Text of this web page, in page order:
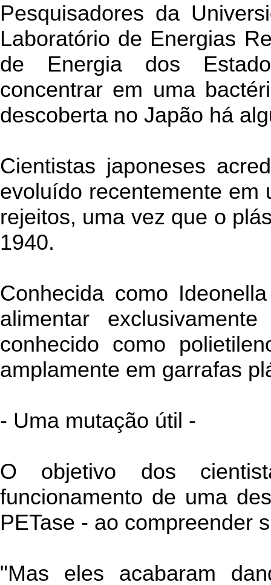
Pesquisadores da
Laboratório de Energias
de Energia dos
concentrar em uma
descoberta no Japão há
Cientistas japoneses
evoluído recentemente em
rejeitos, uma vez que o
1940.
Conhecida como
alimentar
conhecido como
amplamente em garrafas
- Uma mutação útil -
O objetivo dos
funcionamento de uma
PETase - ao compreender
"Mas eles acabaram